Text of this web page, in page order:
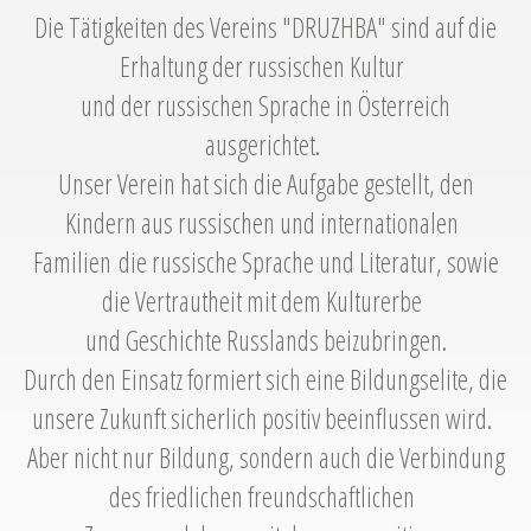
Die Tätigkeiten des Vereins "DRUZHBA" sind auf die
Erhaltung der russischen Kultur
und der russischen Sprache in Österreich
ausgerichtet.
Unser Verein hat sich die Aufgabe gestellt, den
Kindern aus russischen und internationalen
Familien die russische Sprache und Literatur, sowie
die Vertrautheit mit dem Kulturerbe
und Geschichte Russlands beizubringen.
Durch den Einsatz formiert sich eine Bildungselite, die
unsere Zukunft sicherlich positiv beeinflussen wird.
Aber nicht nur Bildung, sondern auch die Verbindung
des friedlichen freundschaftlichen